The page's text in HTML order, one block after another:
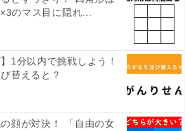
のマス目に隠れ...
1分以内で挑戦しよう！
替えると？
顔が対決！ 「自由の女